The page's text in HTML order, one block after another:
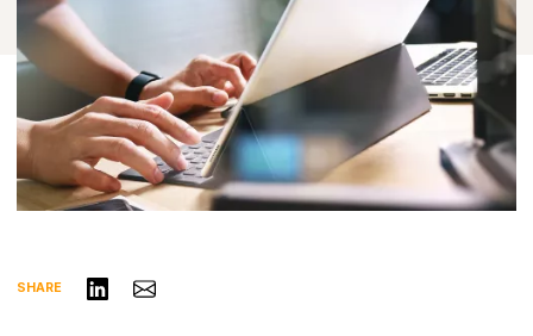
SHARE リンクトインで共有する
Share via Email